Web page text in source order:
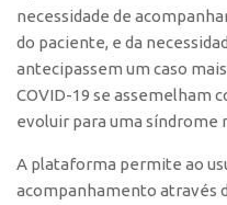
Eventos
Agenda
Fala Inovação
Edição 2025
necessidade de
do paciente, e da
antecipassem um caso
COVID-19 se assemelham
evoluir para uma síndrome
A plataforma permite ao
acompanhamento através